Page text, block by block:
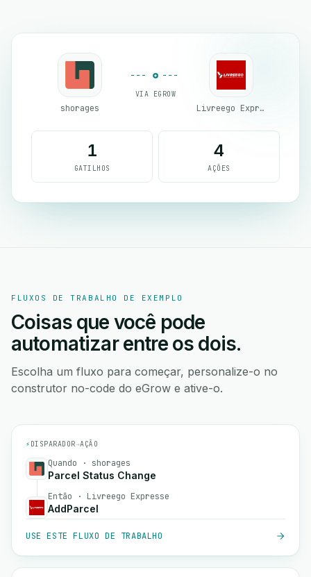
shorages
VIA EGROW
Livreego Expresse
1
GATILHOS
4
AÇÕES
FLUXOS DE TRABALHO DE EXEMPLO
Coisas que você pode
automatizar entre os dois.
Escolha um fluxo para começar, personalize-o no
construtor no-code do eGrow e ative-o.
⚡ DISPARADOR→AÇÃO
Quando · shorages
Parcel Status Change
Então · Livreego Expresse
AddParcel
USE ESTE FLUXO DE TRABALHO